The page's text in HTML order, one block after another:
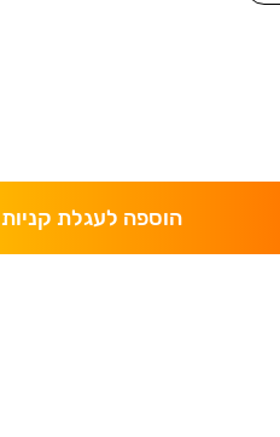
הוספה לעגלת קניות